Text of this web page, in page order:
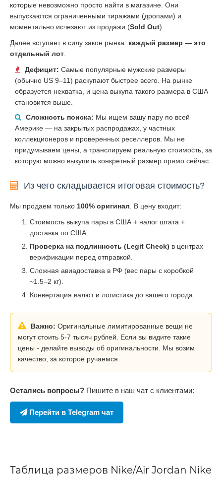
которые невозможно просто найти в магазине. Они
выпускаются ограниченными тиражами (дропами) и
моментально исчезают из продажи (Sold Out).
Далее вступает в силу закон рынка: каждый размер — это
отдельный лот
Дефицит: Самые популярные мужские размеры
(обычно US 9–11) раскупают быстрее всего. На рынке
образуется нехватка, и цена выкупа такого размера в США
становится выше.
Сложность поиска: Мы ищем вашу пару по всей
Америке — на закрытых распродажах, у частных
коллекционеров и проверенных реселлеров. Мы не
придумываем цены, а транслируем реальную стоимость, за
которую можно выкупить конкретный размер прямо сейчас.
Из чего складывается итоговая стоимость?
Мы продаем только 100% оригинал . В цену входит:
Стоимость выкупа пары в США + налог штата +
доставка по США.
Проверка на подлинность (Legit Check) в центрах
верификации перед отправкой.
Сложная авиадоставка в РФ (вес пары с коробкой
~1.5–2 кг).
Конвертация валют и логистика до вашего города.
Важно: Оригинальные лимитированные вещи не
могут стоить 5-7 тысяч рублей. Если вы видите такие
цены - делайте выводы об оригинальности. Мы возим
качество, за которое ручаемся.
Остались вопросы? Пишите в наш чат с клиентами:
Перейти в Telegram чат
Таблица размеров Nike/Air Jordan Nike